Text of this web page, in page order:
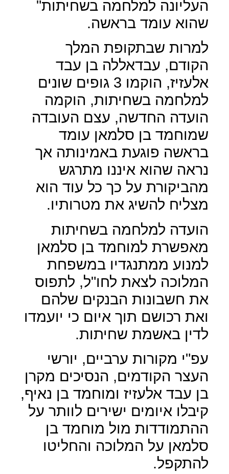
העליונה למלחמה בשחיתות"
שהוא עומד בראשה.
למרות שבתקופת המלך
הקודם, עבדאללה בן עבד
אלעזיז, הוקמו 3 גופים שונים
למלחמה בשחיתות, הוקמה
הועדה החדשה, עצם העובדה
שמוחמד בן סלמאן עומד
בראשה פוגעת באמינותה אך
נראה שהוא איננו מתרגש
מהביקורת על כך כל עוד הוא
מצליח להשיג את מטרותיו.
הועדה למלחמה בשחיתות
מאפשרת למוחמד בן סלמאן
למנוע ממתנגדיו במשפחת
המלוכה לצאת לחו"ל, לתפוס
את חשבונות הבנקים שלהם
ואת רכושם תוך איום כי יועמדו
לדין באשמת שחיתות.
עפ"י מקורות ערביים, יורשי
העצר הקודמים, הנסיכים מקרן
בן עבד אלעזיז ומוחמד בן נאיף,
קיבלו איומים ישירים לוותר על
ההתמודדות מול מוחמד בן
סלמאן על המלוכה והחליטו
להתקפל.